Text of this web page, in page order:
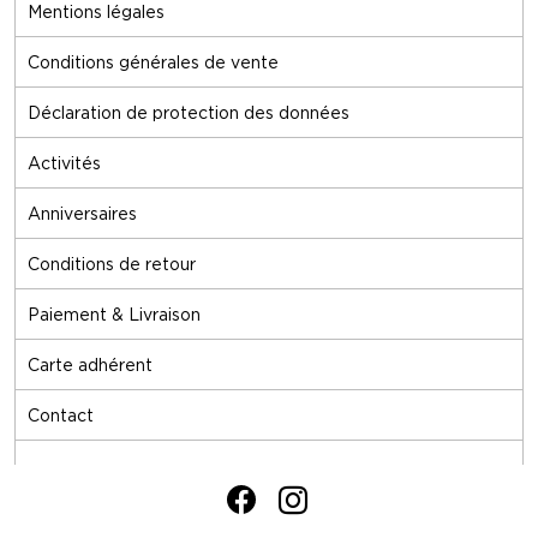
Mentions légales
Conditions générales de vente
Déclaration de protection des données
Activités
Anniversaires
Conditions de retour
Paiement & Livraison
Carte adhérent
Contact